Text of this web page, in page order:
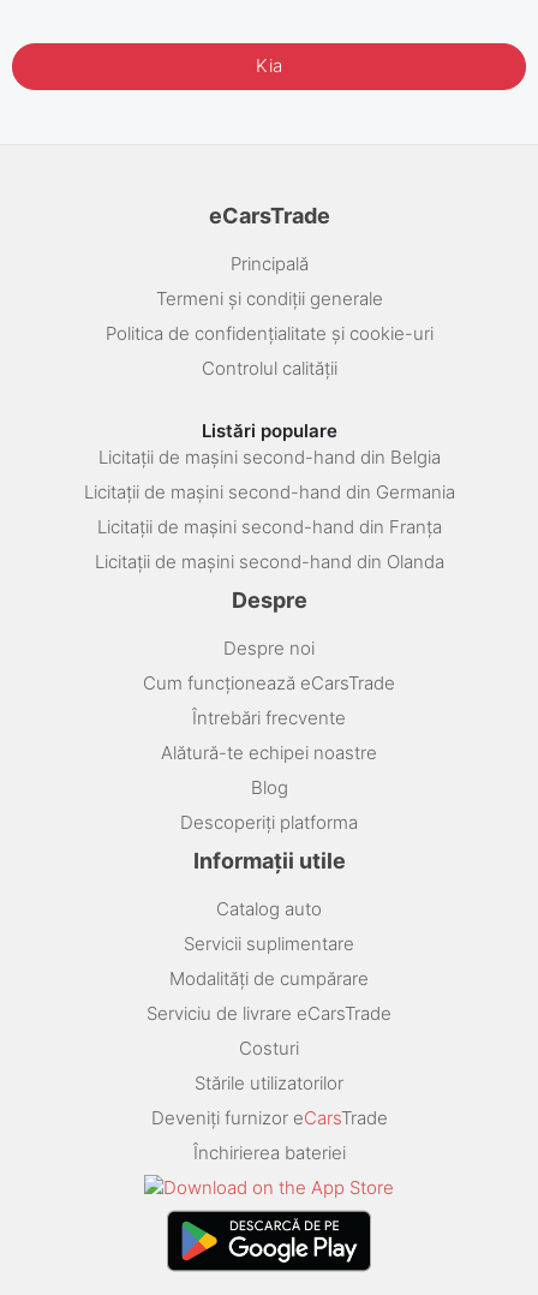
Kia
eCarsTrade
Principală
Termeni și condiții generale
Politica de confidențialitate și cookie-uri
Controlul calității
Listări populare
Licitații de mașini second-hand din Belgia
Licitații de mașini second-hand din Germania
Licitații de mașini second-hand din Franța
Licitații de mașini second-hand din Olanda
Despre
Despre noi
Cum funcționează eCarsTrade
Întrebări frecvente
Alătură-te echipei noastre
Blog
Descoperiți platforma
Informații utile
Catalog auto
Servicii suplimentare
Modalități de cumpărare
Serviciu de livrare eCarsTrade
Costuri
Stările utilizatorilor
Deveniți furnizor eCarsTrade
Închirierea bateriei